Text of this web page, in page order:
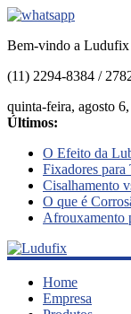
Bem-vindo a Ludufix
(11) 2294-8384 /
quinta-feira, agosto
Últimos:
O Efeito da
Fixadores para
Cisalhamento
O que é
Afrouxamento
Ludufix
Home
Empresa